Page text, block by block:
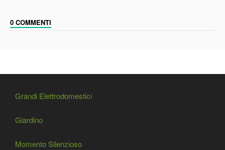
0 COMMENTI
Grandi Elettrodomestici
Giardino
Momento Silenzioso